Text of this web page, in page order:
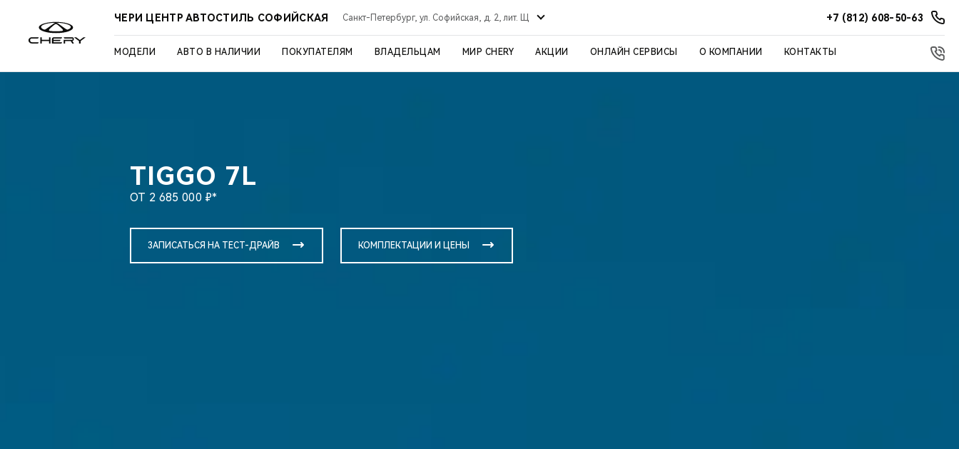
ЧЕРИ ЦЕНТР АВТОСТИЛЬ СОФИЙСКАЯ Санкт-Петербург, ул. Софийская, д. 2, лит. Щ +7 (812) 608-50-63
МОДЕЛИ АВТО В НАЛИЧИИ ПОКУПАТЕЛЯМ ВЛАДЕЛЬЦАМ МИР CHERY АКЦИИ ОНЛАЙН СЕРВИСЫ О КОМПАНИИ КОНТАКТЫ
TIGGO 7L
ОТ 2 685 000 ₽*
ЗАПИСАТЬСЯ НА ТЕСТ-ДРАЙВ КОМПЛЕКТАЦИИ И ЦЕНЫ